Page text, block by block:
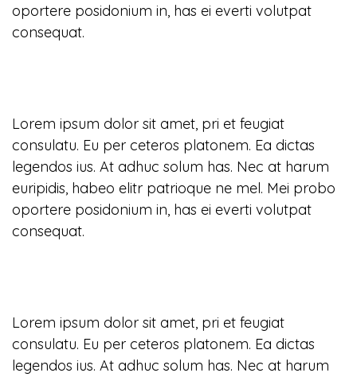
oportere posidonium in, has ei everti volutpat
consequat.
Lorem ipsum dolor sit amet, pri et feugiat
consulatu. Eu per ceteros platonem. Ea dictas
legendos ius. At adhuc solum has. Nec at harum
euripidis, habeo elitr patrioque ne mel. Mei probo
oportere posidonium in, has ei everti volutpat
consequat.
Lorem ipsum dolor sit amet, pri et feugiat
consulatu. Eu per ceteros platonem. Ea dictas
legendos ius. At adhuc solum has. Nec at harum